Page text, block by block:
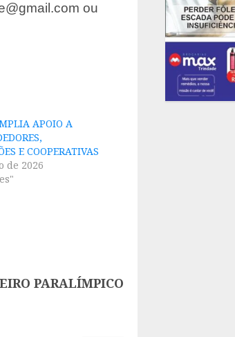
ou
APOIO A
E COOPERATIVAS
de 2026
PARALÍMPICO